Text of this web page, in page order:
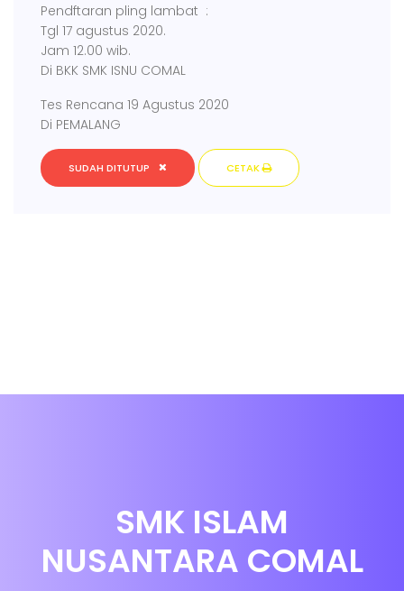
Pendftaran pling lambat :
Tgl 17 agustus 2020.
Jam 12.00 wib.
Di BKK SMK ISNU COMAL
Tes Rencana 19 Agustus 2020
Di PEMALANG
SUDAH DITUTUP CETAK
SMK ISLAM
NUSANTARA COMAL